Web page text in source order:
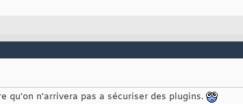
qu'on n'arrivera pas a sécuriser des plugins.